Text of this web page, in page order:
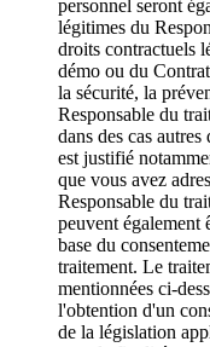
personnel seront
légitimes du
droits contractuels
démo ou du
la sécurité, la
Responsable du
dans des cas
est justifié
que vous avez
Responsable du
peuvent également
base du
traitement. Le
mentionnées ci-
l'obtention d'un
de la législation